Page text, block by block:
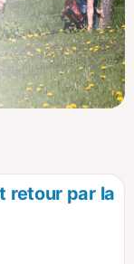
retour par la